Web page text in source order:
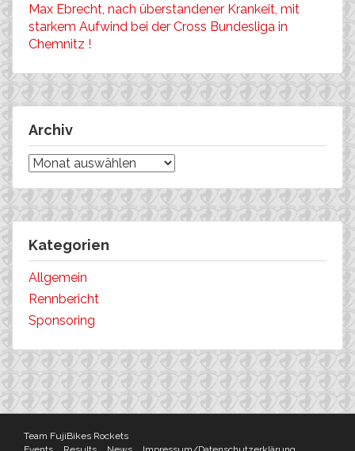
Max Ebrecht, nach überstandener Krankeit, mit
starkem Aufwind bei der Cross Bundesliga in
Chemnitz !
Archiv
Archiv
Kategorien
Allgemein
Rennbericht
Sponsoring
Team FujiBikes Rockets